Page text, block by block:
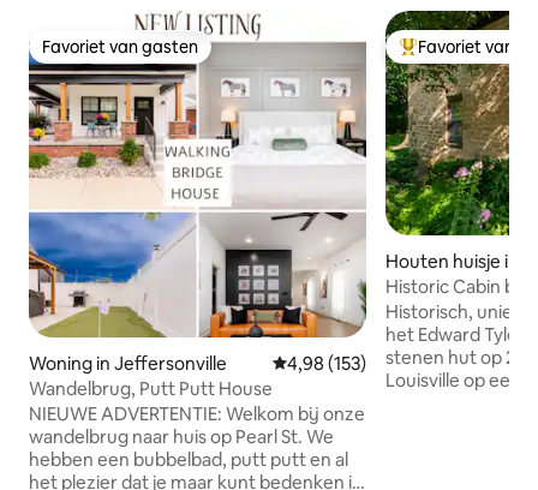
Favoriet van gasten
Favoriet van gasten
Woning in Jeffersonville Gemiddelde beoordeling van
4,98 (153)
Wandelbrug, Putt Putt House
NIEUWE ADVERTENTIE: Welkom bij onze
wandelbrug naar huis op Pearl St. We
hebben een bubbelbad, putt putt en al
het plezier dat je maar kunt bedenken in
Topfavoriet van
Favoriet van
Houten huisje in
Historic Cabin by
Historisch, uniek,
het Edward Tyler-
stenen hut op 20
Louisville op een